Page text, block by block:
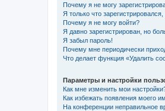
Почему я не могу
Я только что
Почему я не могу войти?
Я давно зарегистрирован, но
Я забыл пароль!
Почему мне периодически
Что делает функция «Удалить
Параметры и настройки
Как мне изменить мои
Как избежать появления моего
На конференции неправильное